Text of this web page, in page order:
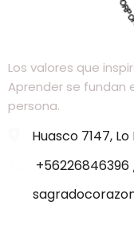
Los valores que
Aprender se fundan
persona.
Huasco 7147,